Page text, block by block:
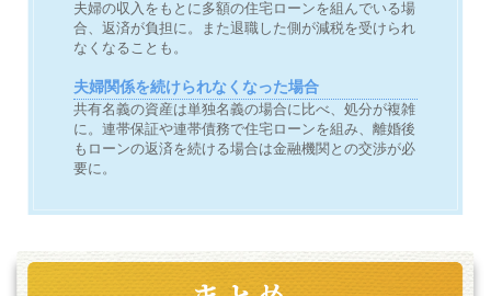
夫婦の収入をもとに多額の住宅ローンを組んでいる場
合、返済が負担に。また退職した側が減税を受けられ
なくなることも。
夫婦関係を続けられなくなった場合
共有名義の資産は単独名義の場合に比べ、処分が複雑
に。連帯保証や連帯債務で住宅ローンを組み、離婚後
もローンの返済を続ける場合は金融機関との交渉が必
要に。